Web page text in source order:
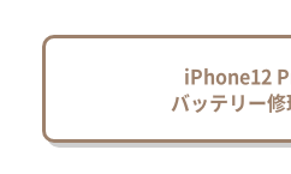
iPhone12
バッテリー